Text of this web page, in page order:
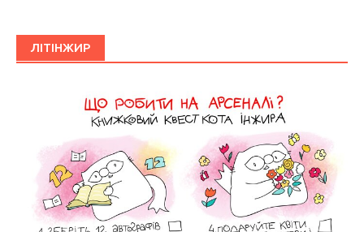
ЛІТІНЖИР